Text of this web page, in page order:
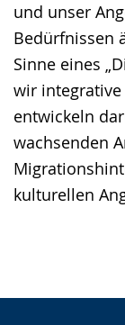
und unser
Bedürfnissen
Sinne eines
wir
entwickeln
wachsenden
kulturellen